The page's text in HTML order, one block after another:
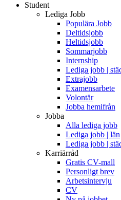
Student
Lediga Jobb
Populära Jobb
Deltidsjobb
Heltidsjobb
Sommarjobb
Internship
Lediga jobb |
Extrajobb
Examensarbete
Volontär
Jobba hemifrån
Jobba
Alla lediga jobb
Lediga jobb | län
Lediga jobb |
Karriärråd
Gratis CV-mall
Personligt brev
Arbetsintervju
CV